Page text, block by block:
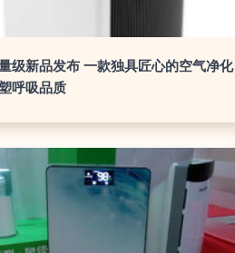
级新品发布 一款独具匠心的空气净化
呼吸品质